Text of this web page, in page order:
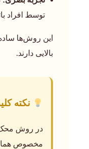
توسط افراد
این روش‌ها
بالایی دارند.
نکته
در روش
مخصوص همان